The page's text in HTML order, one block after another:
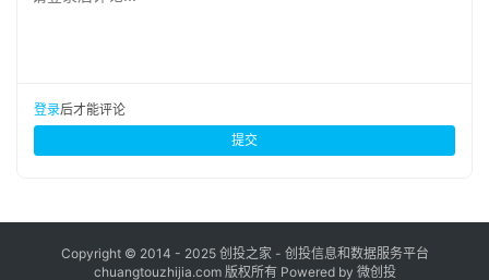
登录后才能评论
提交
Copyright © 2014 - 2025 创投之家 - 创投信息和数据服务平台
chuangtouzhijia.com 版权所有 Powered by 微创投